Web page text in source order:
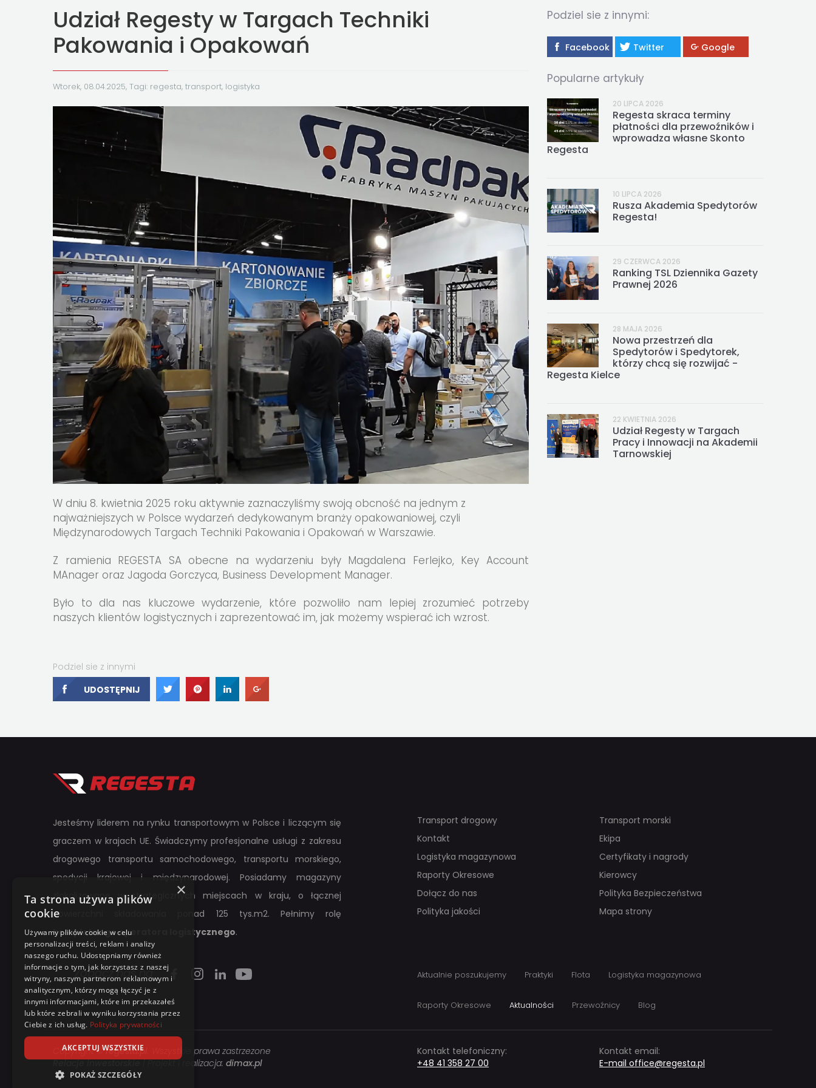
REGESTA LOGISTYKA
Udział Regesty w Targach Techniki
Pakowania i Opakowań
Wtorek, 08.04.2025, Tagi: regesta, transport, logistyka
W dniu 8. kwietnia 2025 roku aktywnie zaznaczyliśmy swoją obcność na jednym z
najważniejszych w Polsce wydarzeń dedykowanym branży opakowaniowej, czyli
Międzynarodowych Targach Techniki Pakowania i Opakowań w Warszawie.
Z ramienia REGESTA SA obecne na wydarzeniu były Magdalena Ferlejko, Key Account
MAnager oraz Jagoda Gorczyca, Business Development Manager.
Było to dla nas kluczowe wydarzenie, które pozwoliło nam lepiej zrozumieć potrzeby
naszych klientów logistycznych i zaprezentować im, jak możemy wspierać ich wzrost.
Podziel sie z innymi
UDOSTĘPNIJ
UDOSTĘPNIJUDOSTĘPNIJUDOSTĘPNIJ
Podziel sie z innymi:
Facebook Twitter Google
Popularne artykuły
20 LIPCA 2026
Regesta skraca terminy
płatności dla przewoźników i
wprowadza własne Skonto
Regesta
10 LIPCA 2026
Rusza Akademia Spedytorów
Regesta!
29 CZERWCA 2026
Ranking TSL Dziennika Gazety
Prawnej 2026
28 MAJA 2026
Nowa przestrzeń dla
Spedytorów i Spedytorek,
którzy chcą się rozwijać -
Regesta Kielce
22 KWIETNIA 2026
Udział Regesty w Targach
Pracy i Innowacji na Akademii
Tarnowskiej
Jesteśmy liderem na rynku transportowym w Polsce i liczącym się
graczem w krajach UE. Świadczymy profesjonalne usługi z zakresu
drogowego transportu samochodowego, transportu morskiego,
spedycji krajowej i międzynarodowej. Posiadamy magazyny
zlokalizowane w strategicznych miejscach w kraju, o łącznej
powierzchni składowania ponad 125 tys.m2. Pełnimy rolę
kompletnego operatora logistycznego.
Transport drogowy
Kontakt
Logistyka magazynowa
Raporty Okresowe
Dołącz do nas
Polityka jakości
Transport morski
Ekipa
Certyfikaty i nagrody
Kierowcy
Polityka Bezpieczeństwa
Mapa strony
Zobacz nas na Aktualnie poszukujemy Praktyki Flota Logistyka magazynowa
Raporty Okresowe Aktualności Przewoźnicy Blog
Copyright ©regesta.pl
. Wszystkie prawa zastrzezone
Relacje inwestorskie| Projekt i realizacja: dimax.pl
Kontakt telefoniczny:
+48 41 358 27 00
Kontakt email:
E-mail office@regesta.pl
×
Ta strona używa plików
cookie
Używamy plików cookie w celu
personalizacji treści, reklam i analizy
naszego ruchu. Udostępniamy również
informacje o tym, jak korzystasz z naszej
witryny, naszym partnerom reklamowym i
analitycznym, którzy mogą łączyć je z
innymi informacjami, które im przekazałeś
lub które zebrali w wyniku korzystania przez
Ciebie z ich usług. Polityka prywatności
AKCEPTUJ WSZYSTKIE
POKAŻ SZCZEGÓŁY